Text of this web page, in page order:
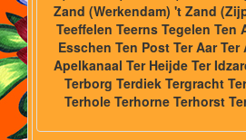
Zand (Werkendam) 't Zand
Teeffelen Teerns Tegelen Ten
Esschen Ten Post Ter Aar Ter
Apelkanaal Ter Heijde Ter
Terborg Terdiek Tergracht
Terhole Terhorne Terhorst